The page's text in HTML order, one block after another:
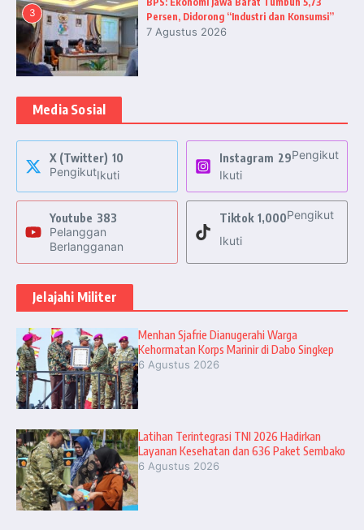
3
Persen, Didorong “Industri dan Konsumsi”
7 Agustus 2026
Media Sosial
X (Twitter) 10
PengikutIkuti
Instagram 29Pengikut
Ikuti
Youtube 383
Pelanggan
Berlangganan
Tiktok 1,000Pengikut
Ikuti
Jelajahi Militer
Menhan Sjafrie Dianugerahi Warga
Kehormatan Korps Marinir di Dabo Singkep
6 Agustus 2026
Latihan Terintegrasi TNI 2026 Hadirkan
Layanan Kesehatan dan 636 Paket Sembako
6 Agustus 2026